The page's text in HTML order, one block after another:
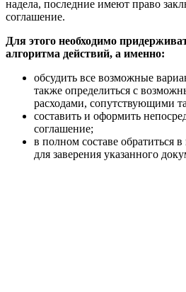
надела, последние имеют право
соглашение.
Для этого необходимо
алгоритма действий, а именно:
обсудить все возможные
также определиться с
расходами, сопутствующими
составить и оформить
соглашение;
в полном составе обратиться
для заверения указанного